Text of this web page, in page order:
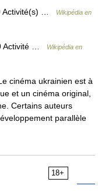
Activité(s) …
Wikipédia en
Activité …
Wikipédia en
cinéma ukrainien est à
et un cinéma original,
Certains auteurs
parallèle
18+